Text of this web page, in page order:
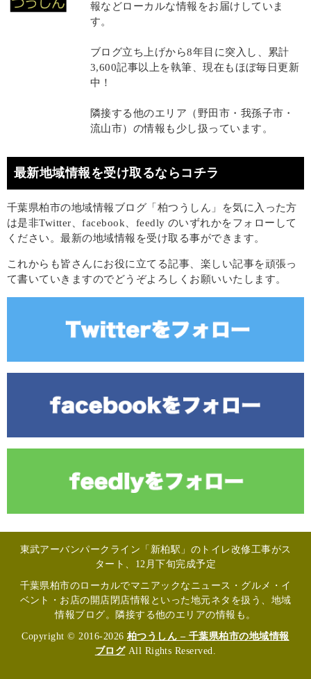
報などローカルな情報をお届けしていま
す。
ブログ立ち上げから8年目に突入し、累計
3,600記事以上を執筆、現在もほぼ毎日更新
中！
隣接する他のエリア（野田市・我孫子市・
流山市）の情報も少し扱っています。
最新地域情報を受け取るならコチラ
千葉県柏市の地域情報ブログ「柏つうしん」を気に入った方
は是非Twitter、facebook、feedly のいずれかをフォローして
ください。最新の地域情報を受け取る事ができます。
これからも皆さんにお役に立てる記事、楽しい記事を頑張っ
て書いていきますのでどうぞよろしくお願いいたします。
東武アーバンパークライン「新柏駅」のトイレ改修工事がス
タート、12月下旬完成予定
千葉県柏市のローカルでマニアックなニュース・グルメ・イ
ベント・お店の開店閉店情報といった地元ネタを扱う、地域
情報ブログ。隣接する他のエリアの情報も。
Copyright © 2016-2026 柏つうしん – 千葉県柏市の地域情報
ブログAll Rights Reserved.